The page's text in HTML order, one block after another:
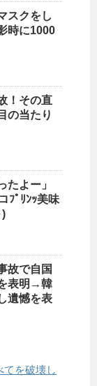
スクをし
時に1000
！その直
の当たり
たよー」
ﾌﾟﾘﾝｯ美味
)
故で自国
表明→韓
遺憾を表
てを破壊し